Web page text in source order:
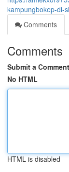
kampungbokep-di-
Comments
Comments
Submit a Comment
No HTML
HTML is disabled